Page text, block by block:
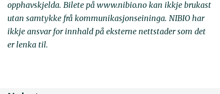
opphavskjelda. Bilete på www.nibio.no kan ikkje brukast
utan samtykke frå kommunikasjonseininga. NIBIO har
ikkje ansvar for innhald på eksterne nettstader som det
er lenka til.